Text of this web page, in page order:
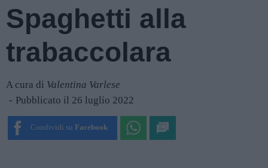
Spaghetti alla
trabaccolara
A cura di Valentina Varlese
Pubblicato il 26 luglio 2022
Condividi su Facebook